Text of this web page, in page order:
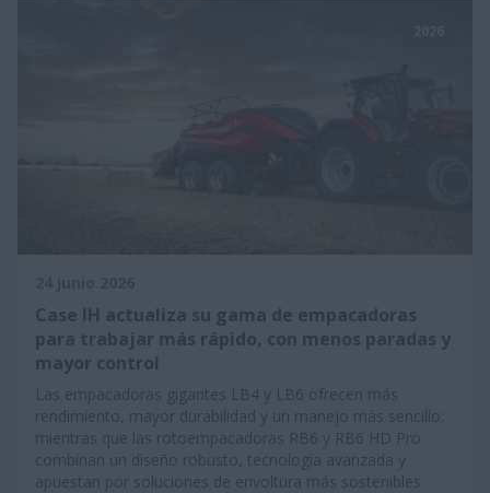
Case IH actualiza su gama de empacadoras
para trabajar más rápido, con menos paradas y
mayor control
Las empacadoras gigantes LB4 y LB6 ofrecen más
rendimiento, mayor durabilidad y un manejo más sencillo;
mientras que las rotoempacadoras RB6 y RB6 HD Pro
combinan un diseño robusto, tecnología avanzada y
apuestan por soluciones de envoltura más sostenibles